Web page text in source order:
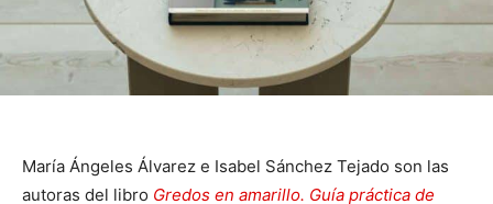
María Ángeles Álvarez e Isabel Sánchez Tejado son las
autoras del libro Gredos en amarillo. Guía práctica de